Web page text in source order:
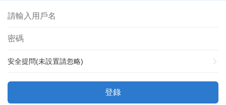
安全提問(未設置請忽略)
登錄